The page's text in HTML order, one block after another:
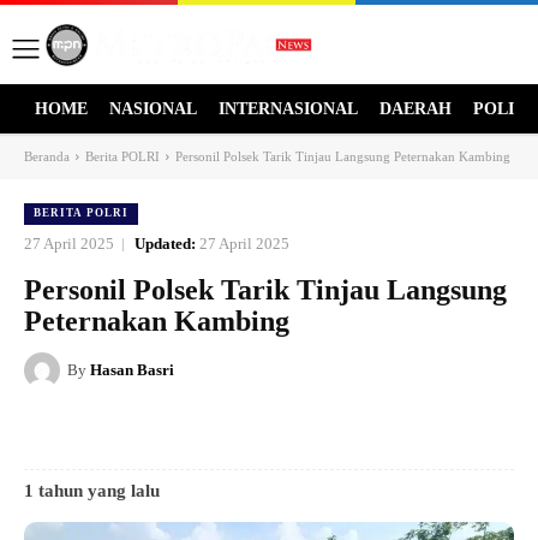
HOME NASIONAL INTERNASIONAL DAERAH
Beranda Berita POLRI Personil Polsek Tarik Tinjau Langsung Peternakan Kambing
BERITA POLRI
27 April 2025 Updated: 27 April 2025
Personil Polsek Tarik Tinjau Langsung
Peternakan Kambing
By Hasan Basri
1 tahun yang lalu